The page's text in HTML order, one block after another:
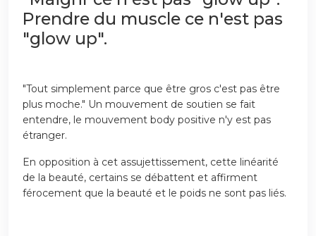
Prendre du muscle ce n'est pas
"glow up".
"Tout simplement parce que être gros c'est pas être
plus moche." Un mouvement de soutien se fait
entendre, le mouvement body positive n'y est pas
étranger.
En opposition à cet assujettissement, cette linéarité
de la beauté, certains se débattent et affirment
férocement que la beauté et le poids ne sont pas liés.